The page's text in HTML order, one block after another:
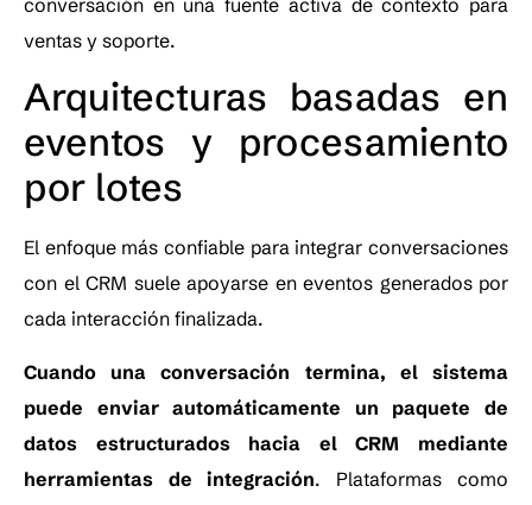
ventas y soporte.
Arquitecturas basadas en
eventos y procesamiento
por lotes
El enfoque más confiable para integrar conversaciones
con el CRM suele apoyarse en eventos generados por
cada interacción finalizada.
Cuando una conversación termina, el sistema
puede enviar automáticamente un paquete de
datos estructurados hacia el CRM mediante
herramientas de integración. Plataformas como